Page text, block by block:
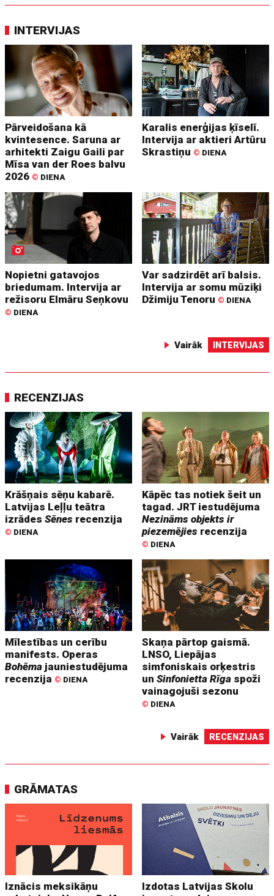
INTERVIJAS
Pārveidošana kā
kvintesence. Saruna ar
arhitekti Zaigu Gaili par
Mīsa van der Roes balvu
2026 © DIENA
Karalis enerģijas ķīselī.
Intervija ar aktieri Artūru
Skrastiņu © DIENA
Nopietni gatavojos
briedumam. Intervija ar
režisoru Elmāru Seņkovu
© DIENA
Var sadzirdēt arī balsis.
Intervija ar somu mūziķi
Džimiju Tenoru © DIENA
Vairāk INTERVIJAS
RECENZIJAS
Krāšņais sēņu kabarē.
Latvijas Leļļu teātra
izrādesSēnes recenzija
© DIENA
Kāpēc tas notiek šeit un
tagad. JRT iestudējuma
Nezināms objekts ir
piezemējies recenzija
© DIENA
Mīlestības un cerību
manifests. Operas
Bohēma jauniestudējuma
recenzija © DIENA
Skaņa pārtop gaismā.
LNSO, Liepājas
simfoniskais orķestris
unSinfonietta Rīga spoži
vainagojuši sezonu
© DIENA
Vairāk RECENZIJAS
GRĀMATAS
Iznācis meksikāņu
Izdotas Latvijas Skolu